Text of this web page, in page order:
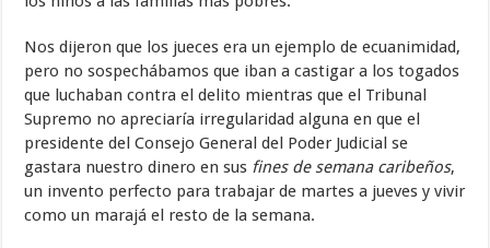
Nos dijeron que los jueces era un ejemplo de ecuanimidad,
pero no sospechábamos que iban a castigar a los togados
que luchaban contra el delito mientras que el Tribunal
Supremo no apreciaría irregularidad alguna en que el
presidente del Consejo General del Poder Judicial se
gastara nuestro dinero en sus fines de semana caribeños,
un invento perfecto para trabajar de martes a jueves y vivir
como un marajá el resto de la semana.